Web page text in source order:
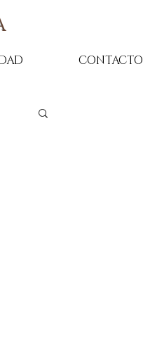
CONTACTO